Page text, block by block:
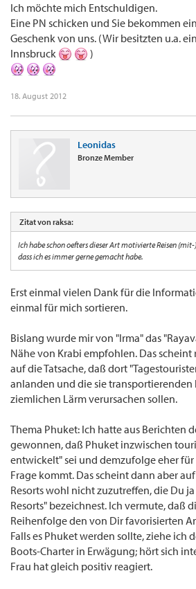
Ich möchte mich Entschuldigen.
Eine PN schicken und Sie bekommen
Geschenk von uns. (Wir besitzten u.a.
Innsbruck
)
18. August 2012
Leonidas
Bronze Member
Zitat von raksa:
Ich habe schon oefters dieser Art motivierte Reisen
dass ich es immer gerne gemacht habe.
Erst einmal vielen Dank für die
einmal für mich sortieren.
Bislang wurde mir von "Irma" das
Nähe von Krabi empfohlen. Das scheint
auf die Tatsache, daß dort
anlanden und die sie
ziemlichen Lärm verursachen sollen.
Thema Phuket: Ich hatte aus Berichten
gewonnen, daß Phuket inzwischen
entwickelt" sei und demzufolge eher für
Frage kommt. Das scheint dann aber
Resorts wohl nicht zuzutreffen, die Du
Resorts" bezeichnest. Ich vermute, daß
Reihenfolge den von Dir favorisierten
Falls es Phuket werden sollte, ziehe ich
Boots-Charter in Erwägung; hört sich
Frau hat gleich positiv reagiert.